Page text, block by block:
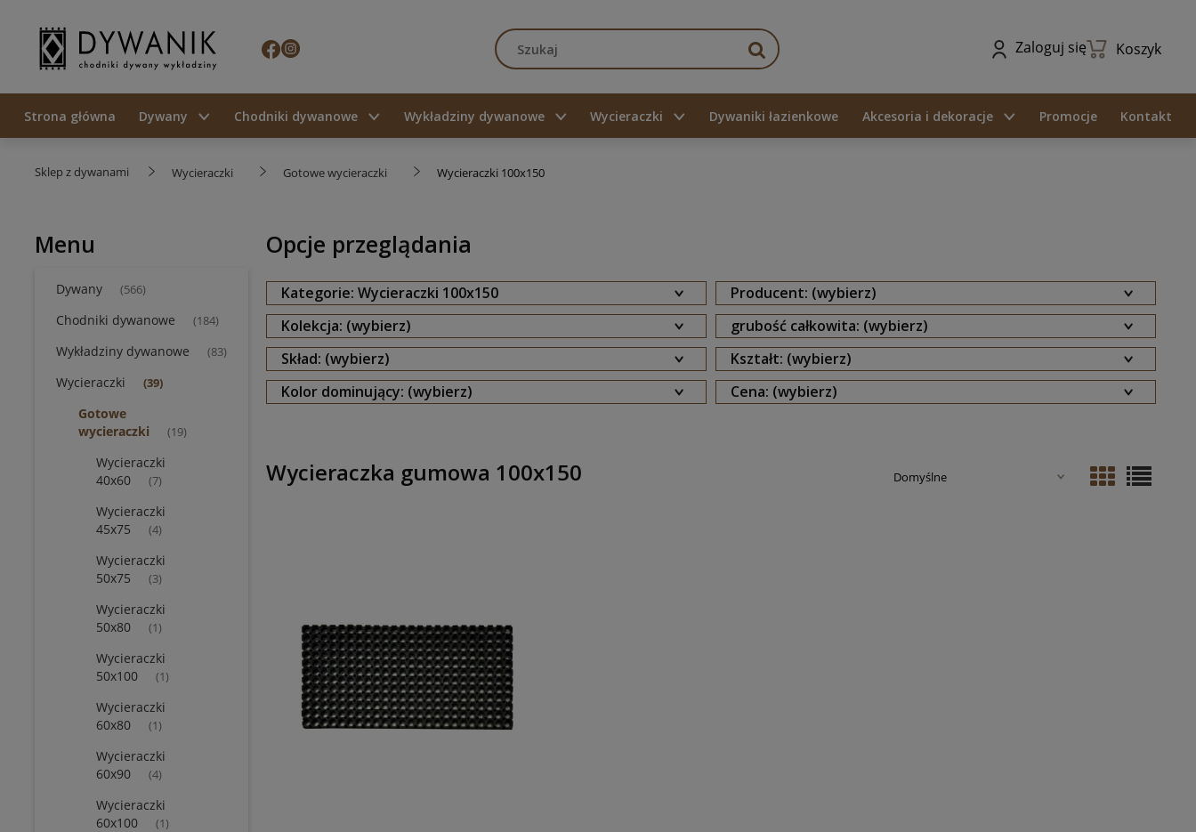
Zaloguj się Koszyk
Strona główna Dywany Chodniki dywanowe Wykładziny dywanowe Wycieraczki Dywaniki łazienkowe Akcesoria i dekoracje Promocje Kontakt
Sklep z dywanami Wycieraczki Gotowe wycieraczki Wycieraczki 100x150
Menu
Dywany (566)
Chodniki dywanowe (184)
Wykładziny dywanowe (83)
Wycieraczki (39)
Gotowe
wycieraczki
(19)
Wycieraczki
40x60
(7)
Wycieraczki
45x75
(4)
Wycieraczki
50x75
(3)
Wycieraczki
50x80
(1)
Wycieraczki
50x100
(1)
Wycieraczki
60x80
(1)
Wycieraczki
60x90
(4)
Wycieraczki
60x100
(1)
Opcje przeglądania
Kategorie: Wycieraczki 100x150
Producent: (wybierz)
Kolekcja: (wybierz)
grubość całkowita: (wybierz)
Skład: (wybierz)
Kształt: (wybierz)
Kolor dominujący: (wybierz)
Cena: (wybierz)
Wycieraczka gumowa 100x150